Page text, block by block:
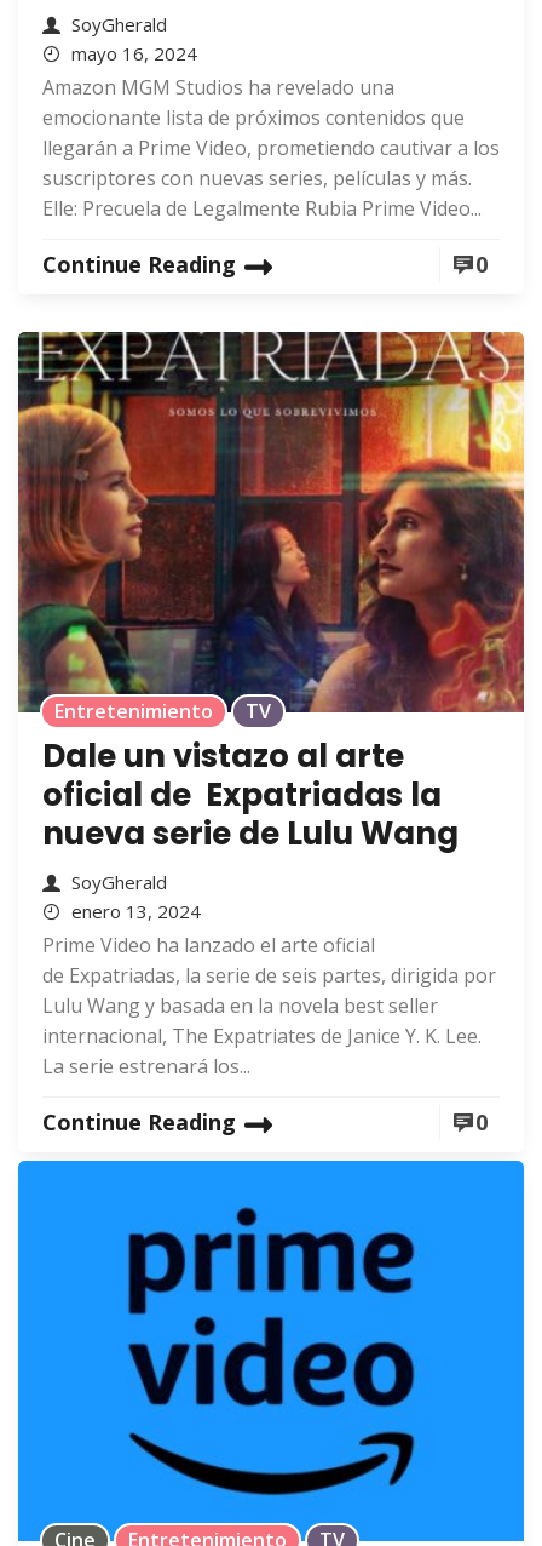
SoyGherald
mayo 16, 2024
Amazon MGM Studios ha revelado una
emocionante lista de próximos contenidos que
llegarán a Prime Video, prometiendo cautivar a los
suscriptores con nuevas series, películas y más.
Elle: Precuela de Legalmente Rubia Prime Video...
Continue Reading 0
Entretenimiento TV
Dale un vistazo al arte
oficial de Expatriadas la
nueva serie de Lulu Wang
SoyGherald
enero 13, 2024
Prime Video ha lanzado el arte oficial
de Expatriadas, la serie de seis partes, dirigida por
Lulu Wang y basada en la novela best seller
internacional, The Expatriates de Janice Y. K. Lee.
La serie estrenará los...
Continue Reading 0
Cine Entretenimiento TV